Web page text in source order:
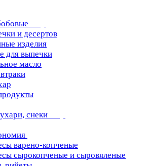
и десертов
изделия
для выпечки
масло
снеки
варено-копченые
сырокопченые и сыровяленые